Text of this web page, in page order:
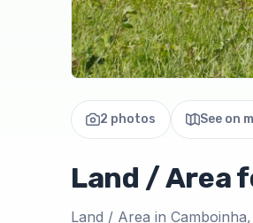
2 photos See on
Land / Area
Land / Area in